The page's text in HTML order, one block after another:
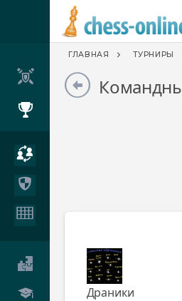
ГЛАВНАЯ ТУРНИРЫ
Драники